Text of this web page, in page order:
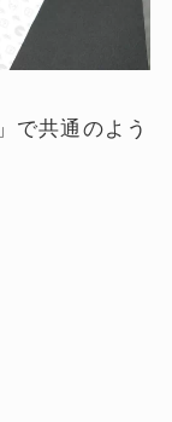
で共通のよう